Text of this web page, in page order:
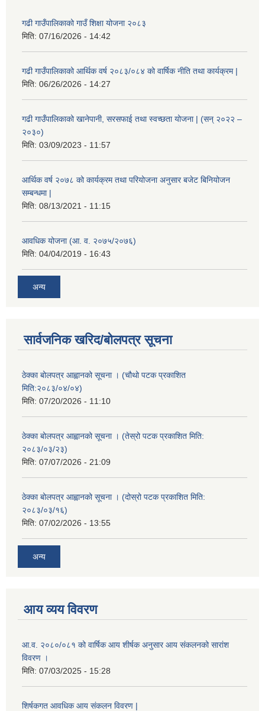
गढी गाउँपालिकाको गाउँ शिक्षा योजना २०८३
मिति: 07/16/2026 - 14:42
गढी गाउँपालिकाको आर्थिक वर्ष २०८३/०८४ को वार्षिक नीति तथा कार्यक्रम |
मिति: 06/26/2026 - 14:27
गढी गाउँपालिकाको खानेपानी, सरसफाई तथा स्वच्छता योजना | (सन् २०२२ –
२०३०)
मिति: 03/09/2023 - 11:57
आर्थिक वर्ष २०७८ को कार्यक्रम तथा परियोजना अनुसार बजेट बिनियोजन
सम्बन्धमा |
मिति: 08/13/2021 - 11:15
आवधिक योजना (आ. व. २०७५/२०७६)
मिति: 04/04/2019 - 16:43
अन्य
सार्वजनिक खरिद/बोलपत्र सूचना
ठेक्का बोलपत्र आह्वानको सूचना । (चौथो पटक प्रकाशित
मिति:२०८३/०४/०४)
मिति: 07/20/2026 - 11:10
ठेक्का बोलपत्र आह्वानको सूचना । (तेस्रो पटक प्रकाशित मिति:
२०८३/०३/२३)
मिति: 07/07/2026 - 21:09
ठेक्का बोलपत्र आह्वानको सूचना । (दोस्रो पटक प्रकाशित मिति:
२०८३/०३/१६)
मिति: 07/02/2026 - 13:55
अन्य
आय व्यय विवरण
आ.व. २०८०/०८१ को वार्षिक आय शीर्षक अनुसार आय संकलनको सारांश
विवरण ।
मिति: 07/03/2025 - 15:28
शिर्षकगत आवधिक आय संकलन विवरण |